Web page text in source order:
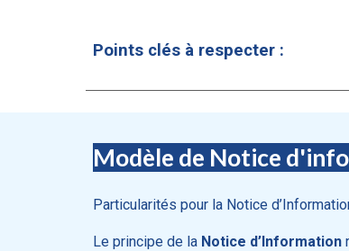
Points clés à respecter :
Modèle de Notice
Particularités pour la Notice
Le principe de la Notice d’Information